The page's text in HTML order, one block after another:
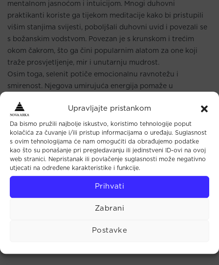
Upravljajte pristankom
Da bismo pružili najbolje iskustvo, koristimo tehnologije poput
kolačića za čuvanje i/ili pristup informacijama o uređaju. Suglasnost
s ovim tehnologijama će nam omogućiti da obrađujemo podatke
kao što su ponašanje pri pregledavanju ili jedinstveni ID-ovi na ovoj
web stranici. Nepristanak ili povlačenje suglasnosti može negativno
utjecati na određene karakteristike i funkcije.
Prihvati
Zabrani
Postavke
mentalnom jasnoćom i intuicijom. Mnogi duhovni
praktikanti koriste ga tijekom meditacije kako bi pristupili
višim stanjima svijesti, poboljšali duhovni uvid i povezali se
s božanskim vodstvom. Povezan je s krunskom i trećim
okom čakrom, što ga čini popularnim alatom za one koji
traže prosvjetljenje, mir i unutarnju mudrost.
Osim toga, selenit potiče emocionalnu ravnotežu i
smirenost. Njegova umirujuća energija pomaže u
čini idealnim kristalom za stvaranje mirnog i harmoničnog
okruženja.
Formula: CaSO 4 •2H 2
Tvrdoća: 2 – 3
Gustoća: 2,65
Nalazišta: Australija, Madagaskar, Meksiko, Brazil, SAD
Boja: Bijela do prozirna, nalik optičkim vlaknima,
vlaknaste strukture